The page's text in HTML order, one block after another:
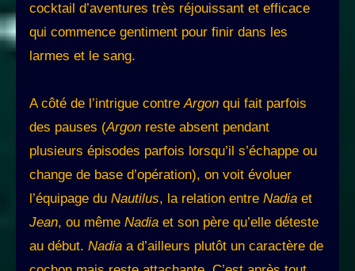
cocktail d’aventures très réjouissant et efficace
qui commence gentiment pour finir dans les
larmes et le sang.
A côté de l’intrigue contreArgon qui fait parfois
des pauses (Argon reste absent pendant
plusieurs épisodes parfois lorsqu’il s’échappe ou
change de base d’opération), on voit évoluer
l’équipage du Nautilus, la relation entre Nadia et
Jean, ou même Nadia et son père qu’elle déteste
au début. Nadia a d’ailleurs plutôt un caractère de